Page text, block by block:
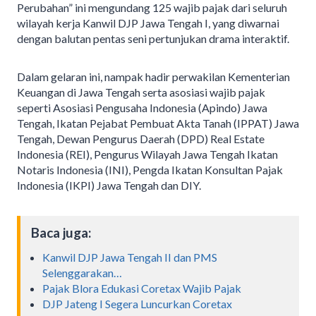
Perubahan” ini mengundang 125 wajib pajak dari seluruh
wilayah kerja Kanwil DJP Jawa Tengah I, yang diwarnai
dengan balutan pentas seni pertunjukan drama interaktif.
Dalam gelaran ini, nampak hadir perwakilan Kementerian
Keuangan di Jawa Tengah serta asosiasi wajib pajak
seperti Asosiasi Pengusaha Indonesia (Apindo) Jawa
Tengah, Ikatan Pejabat Pembuat Akta Tanah (IPPAT) Jawa
Tengah, Dewan Pengurus Daerah (DPD) Real Estate
Indonesia (REI), Pengurus Wilayah Jawa Tengah Ikatan
Notaris Indonesia (INI), Pengda Ikatan Konsultan Pajak
Indonesia (IKPI) Jawa Tengah dan DIY.
Baca juga:
Kanwil DJP Jawa Tengah II dan PMS
Selenggarakan…
Pajak Blora Edukasi Coretax Wajib Pajak
DJP Jateng I Segera Luncurkan Coretax